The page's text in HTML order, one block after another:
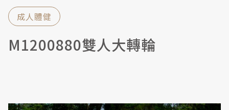
成人體健
M1200880雙人大轉輪